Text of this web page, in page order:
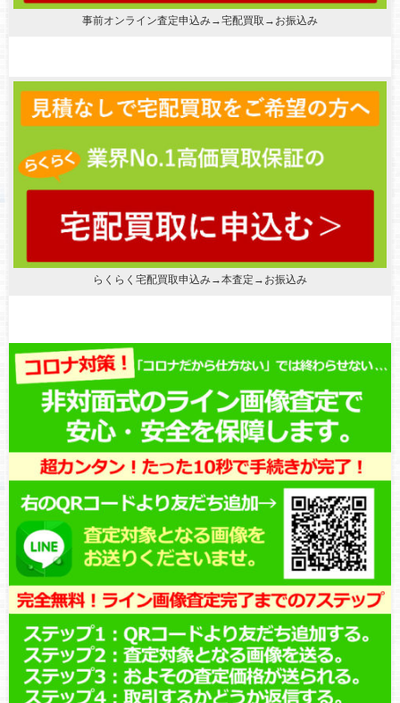
事前オンライン査定申込み→宅配買取→お振込み
らくらく宅配買取申込み→本査定→お振込み